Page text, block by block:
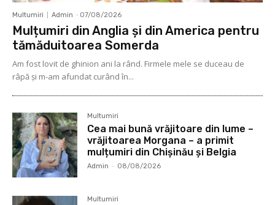
Multumiri Admin - 07/08/2026
Mulțumiri din Anglia și din America pentru
tămăduitoarea Somerda
Am fost lovit de ghinion ani la rând. Firmele mele se duceau de
râpă şi m-am afundat curând în...
Multumiri
Cea mai bună vrăjitoare din lume –
vrăjitoarea Morgana – a primit
mulțumiri din Chișinău și Belgia
Admin - 08/08/2026
Multumiri